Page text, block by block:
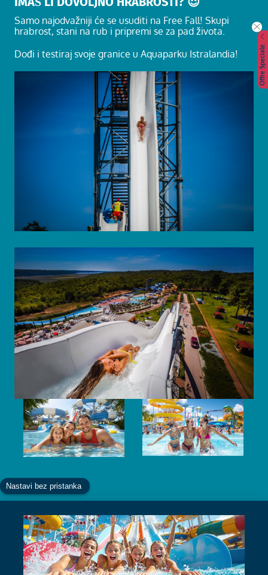
Offre Speciale
Samo najodvažniji će se usuditi na Free Fall! Skupi
hrabrost, stani na rub i pripremi se za pad života.
Dođi i testiraj svoje granice u Aquaparku Istralandia!